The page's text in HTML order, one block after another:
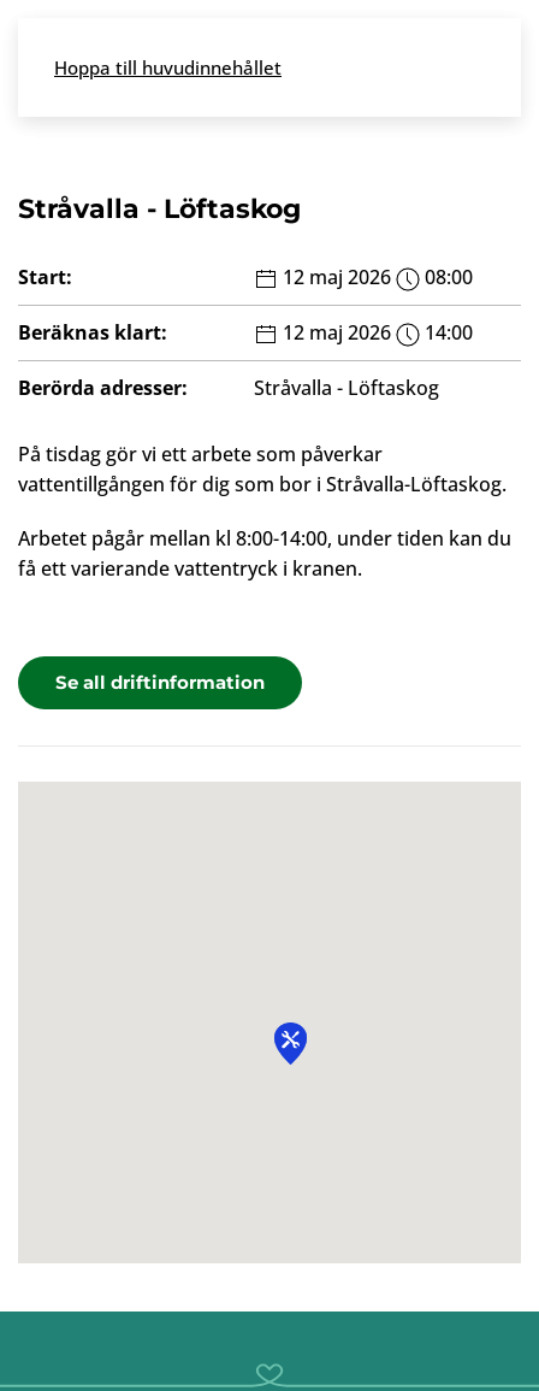
Skip to main content
Hoppa till huvudinnehållet
Stråvalla - Löftaskog
Start: 12 maj 2026 08:00
Beräknas klart: 12 maj 2026 14:00
Berörda adresser: Stråvalla - Löftaskog
På tisdag gör vi ett arbete som påverkar
vattentillgången för dig som bor i Stråvalla-Löftaskog.
Arbetet pågår mellan kl 8:00-14:00, under tiden kan du
få ett varierande vattentryck i kranen.
Se all driftinformation